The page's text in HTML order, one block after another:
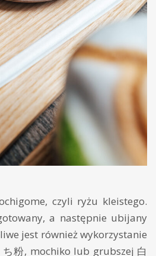
czyli ryżu kleistego.
a następnie ubijany
jest również wykorzystanie
粉, mochiko lub grubszej 白